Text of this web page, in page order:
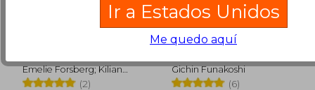
Emelie Forsberg; Kilian
Jornet
(2)
Karate-Do, mi
Autobiografía
Gichin Funakoshi
(6)
Ir a Estados Unidos
Me quedo aquí